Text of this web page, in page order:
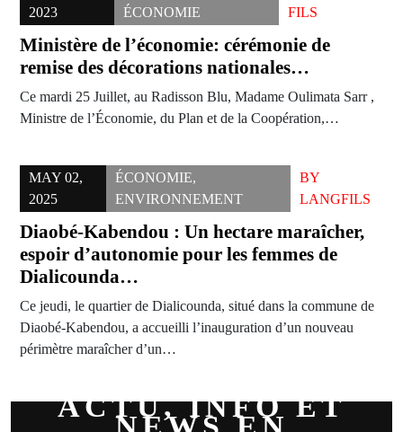
2023
ÉCONOMIE
FILS
Ministère de l’économie: cérémonie de
remise des décorations nationales…
Ce mardi 25 Juillet, au Radisson Blu, Madame Oulimata Sarr ,
Ministre de l’Économie, du Plan et de la Coopération,…
MAY 02,
2025
ÉCONOMIE,
ENVIRONNEMENT
BY
LANGFILS
Diaobé-Kabendou : Un hectare maraîcher,
espoir d’autonomie pour les femmes de
Dialicounda…
Ce jeudi, le quartier de Dialicounda, situé dans la commune de
Diaobé-Kabendou, a accueilli l’inauguration d’un nouveau
périmètre maraîcher d’un…
ACTU, INFO ET